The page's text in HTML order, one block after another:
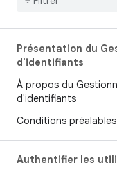
Présentation du
d'identifiants
À propos du
d'identifiants
Conditions préalables
Authentifier les